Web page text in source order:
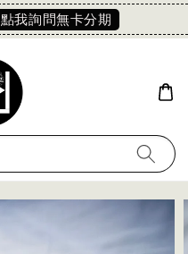
點我詢問無卡分期